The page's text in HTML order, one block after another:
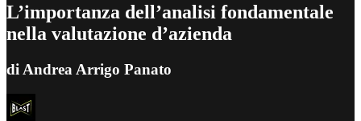
L’importanza dell’analisi fondamentale
nella valutazione d’azienda
di Andrea Arrigo Panato